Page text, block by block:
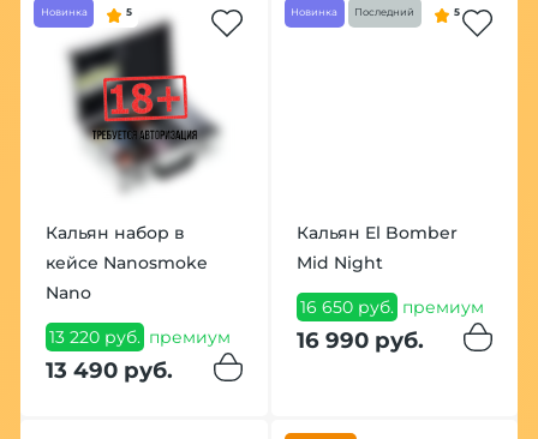
Новинка 5
Кальян набор в
кейсе Nanosmoke
Nano
13 220 руб. премиум
13 490 руб.
Новинка Последний 5
Кальян El Bomber
Mid Night
16 650 руб. премиум
16 990 руб.